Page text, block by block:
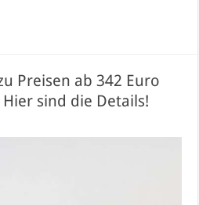
Preisen ab 342 Euro
sind die Details!